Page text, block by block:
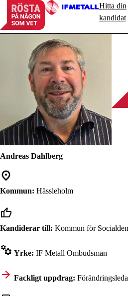
Hitta din
kandidat
Andreas Dahlberg
Kommun: Hässleholm
Kandiderar till: Kommun för
Yrke: IF Metall Ombudsman
Fackligt uppdrag: